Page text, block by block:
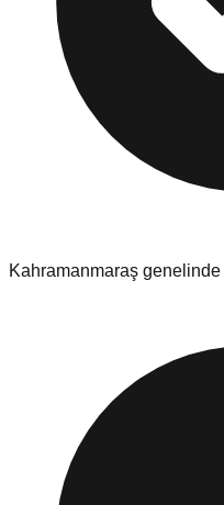
Kahramanmaraş genelinde